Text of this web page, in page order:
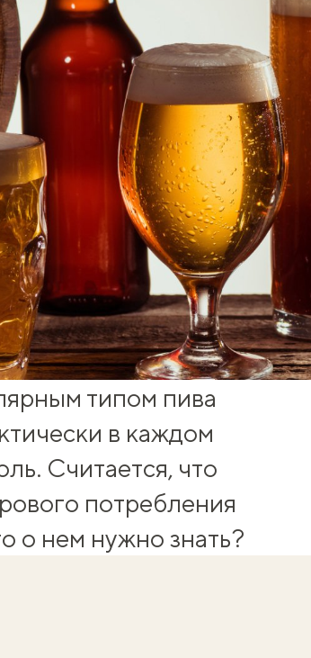
типом пива
в каждом
Считается, что
потребления
о нем нужно знать?